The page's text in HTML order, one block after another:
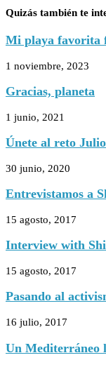
Quizás también te
Mi playa favorita
1 noviembre, 2023
Gracias, planeta
1 junio, 2021
Únete al reto
30 junio, 2020
Entrevistamos a
15 agosto, 2017
Interview with
15 agosto, 2017
Pasando al
16 julio, 2017
Un Mediterráneo